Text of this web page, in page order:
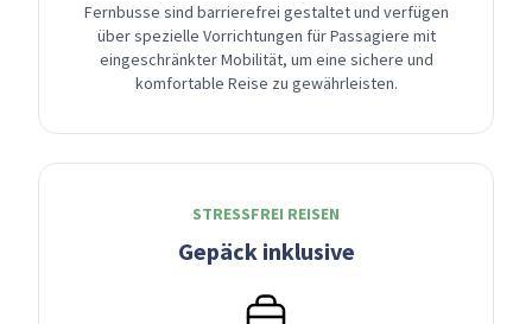
Fernbusse sind barrierefrei gestaltet und verfügen
über spezielle Vorrichtungen für Passagiere mit
eingeschränkter Mobilität, um eine sichere und
komfortable Reise zu gewährleisten.
STRESSFREI REISEN
Gepäck inklusive